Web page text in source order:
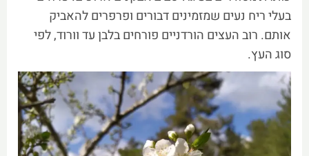
בעלי ריח נעים שמזמינים דבורים ופרפרים להאביק
אותם. רוב העצים הורדניים פורחים בלבן עד וורוד, לפי
סוג העץ.